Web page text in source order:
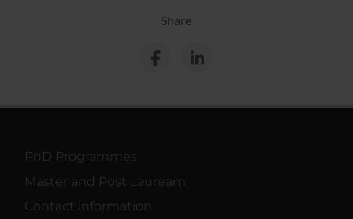
Share
PhD Programmes
Master and Post Lauream
Contact information